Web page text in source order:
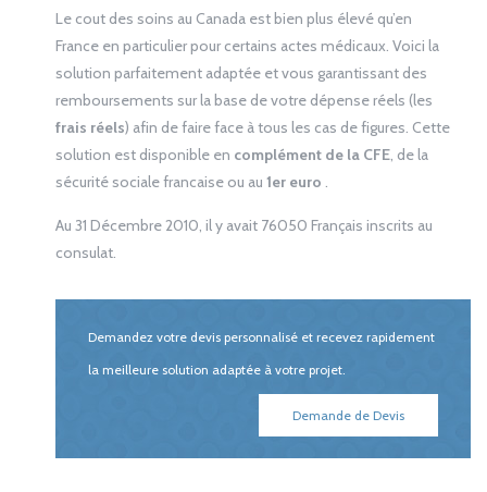
Le cout des soins au Canada est bien plus élevé qu’en
France en particulier pour certains actes médicaux. Voici la
solution parfaitement adaptée et vous garantissant des
remboursements sur la base de votre dépense réels (les
frais réels) afin de faire face à tous les cas de figures. Cette
solution est disponible en complément de la CFE, de la
sécurité sociale francaise ou au 1er euro .
Au 31 Décembre 2010, il y avait 76050 Français inscrits au
consulat.
Demandez votre devis personnalisé et recevez rapidement
la meilleure solution adaptée à votre projet.
Demande de Devis